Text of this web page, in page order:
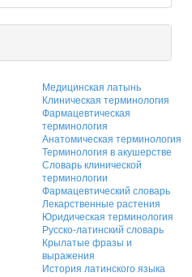
Медицинская латынь
Клиническая терминология
Фармацевтическая
терминология
Анатомическая терминология
Терминология в акушерстве
Словарь клинической
терминологии
Фармацевтический словарь
Лекарственные растения
Юридическая терминология
Русско-латинский словарь
Крылатые фразы и
выражения
История латинского языка